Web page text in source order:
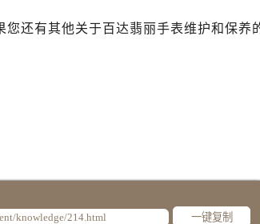
您还有其他关于百达翡丽手表维护和保养
一键复制